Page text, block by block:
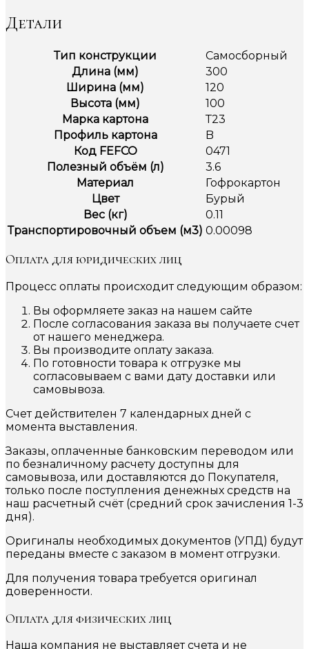
Детали
Тип конструкции
Самосборный
Длина (мм)
300
Ширина (мм)
120
Высота (мм)
100
Марка картона
Т23
Профиль картона
B
Код FEFCO
0471
Полезный объём (л)
3.6
Материал
Гофрокартон
Цвет
Бурый
Вес (кг)
0.11
Транспортировочный объем (м3) 0.00098
Оплата для юридических лиц
Процесс оплаты происходит следующим образом:
Вы оформляете заказ на нашем сайте
После согласования заказа вы получаете счет
от нашего менеджера.
Вы производите оплату заказа.
По готовности товара к отгрузке мы
согласовываем с вами дату доставки или
самовывоза.
Счет действителен 7 календарных дней с
момента выставления.
Заказы, оплаченные банковским переводом или
по безналичному расчету доступны для
самовывоза, или доставляются до Покупателя,
только после поступления денежных средств на
наш расчетный счёт (средний срок зачисления 1-3
дня).
Оригиналы необходимых документов (УПД) будут
переданы вместе с заказом в момент отгрузки.
Для получения товара требуется оригинал
доверенности.
Оплата для физических лиц
Наша компания не выставляет счета и не